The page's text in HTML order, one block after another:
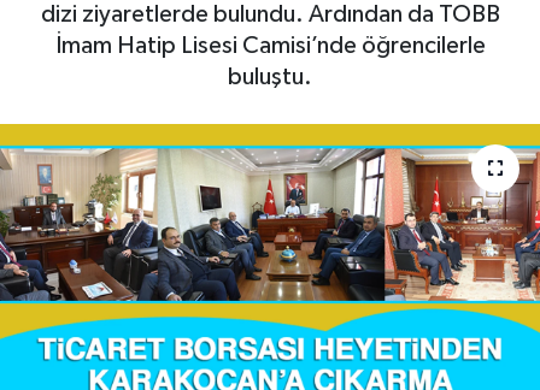
dizi ziyaretlerde bulundu. Ardından da TOBB
İmam Hatip Lisesi Camisi’nde öğrencilerle
buluştu.
ELAZIĞ
GÜNDEM
HABERDE İNSAN
KÜLTÜR-SANAT
MAGAZİN